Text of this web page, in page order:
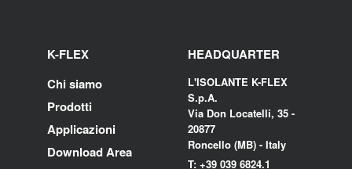
K-FLEX
Chi siamo
Prodotti
Applicazioni
Download Area
HEADQUARTER
L'ISOLANTE K-FLEX
S.p.A.
Via Don Locatelli, 35 -
20877
Roncello (MB) - Italy
T: +39 039 6824.1